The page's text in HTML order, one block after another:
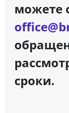
можете
сроки.